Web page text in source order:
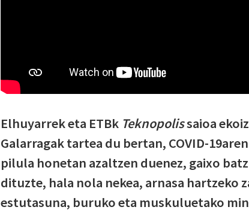
Elhuyarrek eta ETBk Teknopolissaioa
Galarragak tartea du bertan, COVID-
pilula honetan azaltzen duenez, gaixo
dituzte, hala nola nekea, arnasa hartzeko
estutasuna, buruko eta muskuluetako